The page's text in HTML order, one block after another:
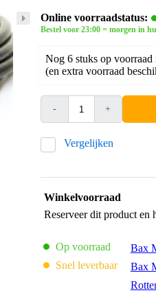
Online voorraadstatus:
Bestel voor 23:00 = morgen in
Nog 6 stuks op voorraad
(en extra voorraad
- +
Vergelijken
Winkelvoorraad
Reserveer dit product en
Op voorraad Bax
Snel leverbaar
Bax